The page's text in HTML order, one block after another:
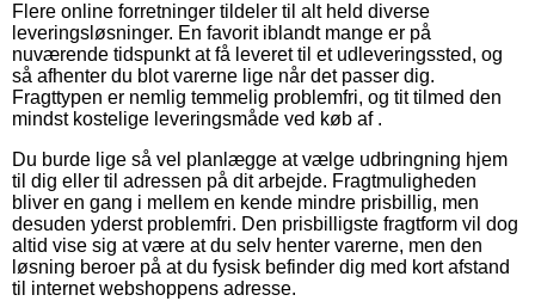
Flere online forretninger tildeler til alt held diverse
leveringsløsninger. En favorit iblandt mange er på
nuværende tidspunkt at få leveret til et udleveringssted, og
så afhenter du blot varerne lige når det passer dig.
Fragttypen er nemlig temmelig problemfri, og tit tilmed den
mindst kostelige leveringsmåde ved køb af .
Du burde lige så vel planlægge at vælge udbringning hjem
til dig eller til adressen på dit arbejde. Fragtmuligheden
bliver en gang i mellem en kende mindre prisbillig, men
desuden yderst problemfri. Den prisbilligste fragtform vil dog
altid vise sig at være at du selv henter varerne, men den
løsning beroer på at du fysisk befinder dig med kort afstand
til internet webshoppens adresse.